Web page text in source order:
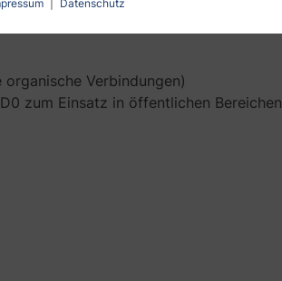
Verbindungen)
zum Einsatz in öffentlichen Bereichen
Datenschutz